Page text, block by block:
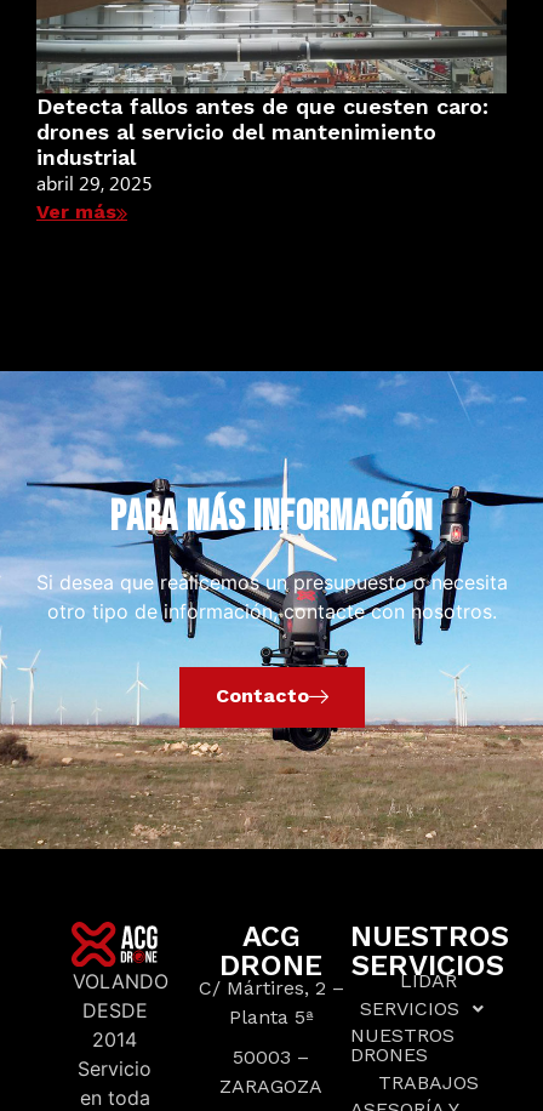
Detecta fallos antes de que cuesten caro:
drones al servicio del mantenimiento
industrial
abril 29, 2025
Ver más
PARA MÁS INFORMACIÓN
Si desea que realicemos un presupuesto o necesita
otro tipo de información, contacte con nosotros.
Contacto
VOLANDO
DESDE
2014
Servicio
en toda
ACG
DRONE
C/ Mártires, 2 –
Planta 5ª
50003 –
ZARAGOZA
NUESTROS
SERVICIOS
LIDAR
SERVICIOS
NUESTROS
DRONES
TRABAJOS